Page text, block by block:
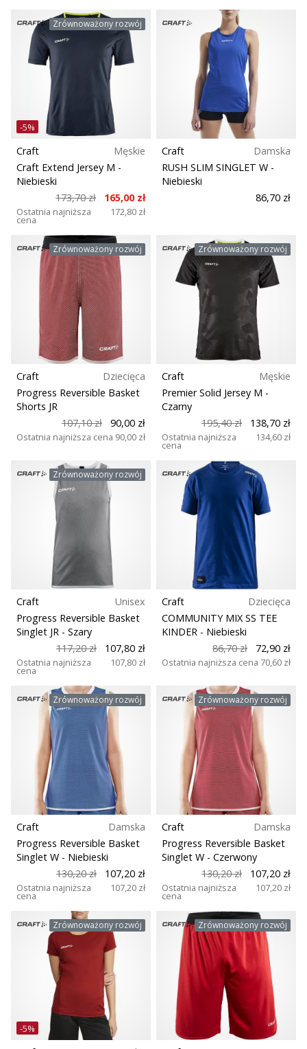
Zrównoważony rozwój
-5%
Craft
Męskie
Craft Extend Jersey M -
Niebieski
173,70 zł
165,00 zł
Ostatnia najniższa
cena
172,80 zł
Craft
Damska
RUSH SLIM SINGLET W -
Niebieski
86,70 zł
Zrównoważony rozwój
Craft
Dziecięca
Progress Reversible Basket
Shorts JR
107,10 zł
90,00 zł
Ostatnia najniższa cena 90,00 zł
Zrównoważony rozwój
Craft
Męskie
Premier Solid Jersey M -
Czarny
195,40 zł
138,70 zł
Ostatnia najniższa
cena
134,60 zł
Zrównoważony rozwój
Craft
Unisex
Progress Reversible Basket
Singlet JR - Szary
117,20 zł
107,80 zł
Ostatnia najniższa
cena
107,80 zł
Craft
Dziecięca
COMMUNITY MIX SS TEE
KINDER - Niebieski
86,70 zł
72,90 zł
Ostatnia najniższa cena 70,60 zł
Zrównoważony rozwój
Craft
Damska
Progress Reversible Basket
Singlet W - Niebieski
130,20 zł
107,20 zł
Ostatnia najniższa
cena
107,20 zł
Zrównoważony rozwój
Craft
Damska
Progress Reversible Basket
Singlet W - Czerwony
130,20 zł
107,20 zł
Ostatnia najniższa
cena
107,20 zł
Zrównoważony rozwój
-5%
Zrównoważony rozwój